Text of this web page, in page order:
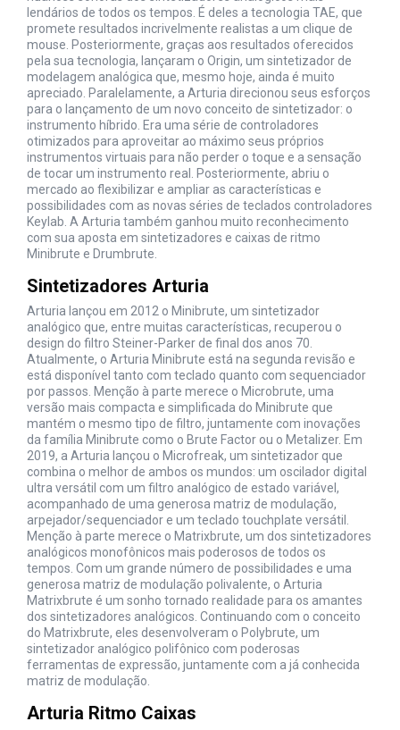
lendários de todos os tempos. É deles a tecnologia TAE, que
promete resultados incrivelmente realistas a um clique de
mouse. Posteriormente, graças aos resultados oferecidos
pela sua tecnologia, lançaram o Origin, um sintetizador de
modelagem analógica que, mesmo hoje, ainda é muito
apreciado. Paralelamente, a Arturia direcionou seus esforços
para o lançamento de um novo conceito de sintetizador: o
instrumento híbrido. Era uma série de controladores
otimizados para aproveitar ao máximo seus próprios
instrumentos virtuais para não perder o toque e a sensação
de tocar um instrumento real. Posteriormente, abriu o
mercado ao flexibilizar e ampliar as características e
possibilidades com as novas séries de teclados controladores
Keylab. A Arturia também ganhou muito reconhecimento
com sua aposta em sintetizadores e caixas de ritmo
Minibrute e Drumbrute.
Sintetizadores Arturia
Arturia lançou em 2012 o Minibrute, um sintetizador
analógico que, entre muitas características, recuperou o
design do filtro Steiner-Parker de final dos anos 70.
Atualmente, o Arturia Minibrute está na segunda revisão e
está disponível tanto com teclado quanto com sequenciador
por passos. Menção à parte merece o Microbrute, uma
versão mais compacta e simplificada do Minibrute que
mantém o mesmo tipo de filtro, juntamente com inovações
da família Minibrute como o Brute Factor ou o Metalizer. Em
2019, a Arturia lançou o Microfreak, um sintetizador que
combina o melhor de ambos os mundos: um oscilador digital
ultra versátil com um filtro analógico de estado variável,
acompanhado de uma generosa matriz de modulação,
arpejador/sequenciador e um teclado touchplate versátil.
Menção à parte merece o Matrixbrute, um dos sintetizadores
analógicos monofônicos mais poderosos de todos os
tempos. Com um grande número de possibilidades e uma
generosa matriz de modulação polivalente, o Arturia
Matrixbrute é um sonho tornado realidade para os amantes
dos sintetizadores analógicos. Continuando com o conceito
do Matrixbrute, eles desenvolveram o Polybrute, um
sintetizador analógico polifônico com poderosas
ferramentas de expressão, juntamente com a já conhecida
matriz de modulação.
Arturia Ritmo Caixas